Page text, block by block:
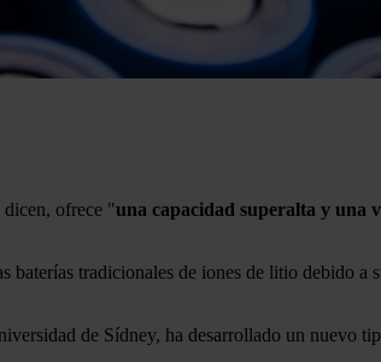
dicen, ofrece "una capacidad superalta y una
tradicionales de iones de litio debido a
de Sídney, ha desarrollado un nuevo